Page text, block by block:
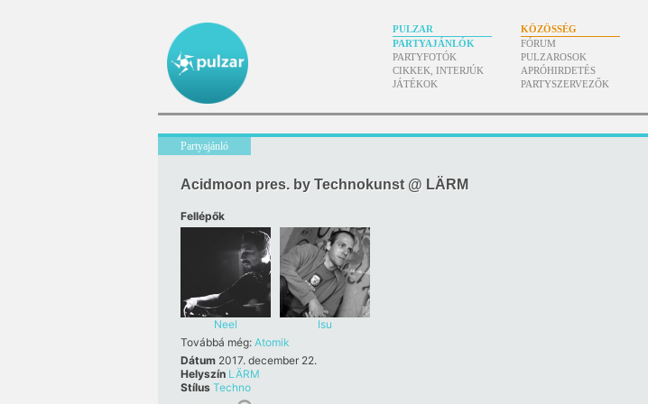
PULZAR
PARTYAJÁNLÓK
PARTYFOTÓK
CIKKEK, INTERJÚK
JÁTÉKOK
KÖZÖSSÉG
FÓRUM
PULZAROSOK
APRÓHIRDETÉS
PARTYSZERVEZŐK
Partyajánló
Acidmoon pres. by Technokunst @ LÄRM
Fellépők
Neel
Isu
Továbbá még: Atomik
Dátum 2017. december 22.
Helyszín LÄRM
Stílus Techno